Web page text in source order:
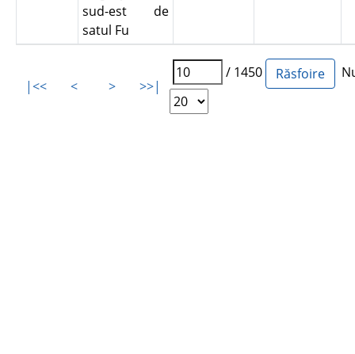
sud-est de
satul Fu
|<< < > >>|
/ 1450